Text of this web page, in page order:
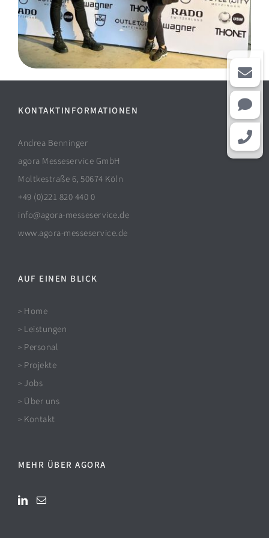
KONTAKTINFORMATIONEN
Andrea Benninger
agora Messeservice GmbH
Moltkestraße 6, 50674 Köln
+49 (0)221 820 440 0
info@agora-messeservice.de
www.agora-messeservice.de
AUF EINEN BLICK
> Home
> Leistungen
> Personal
> Projekte
> Jobs
> Über uns
> Kontakt
MEHR ÜBER AGORA